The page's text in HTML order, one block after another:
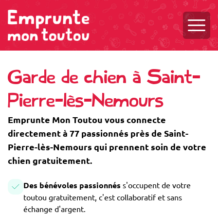
Garde de chien à Saint-
Pierre-lès-Nemours
Emprunte Mon Toutou vous connecte
directement à 77 passionnés près de Saint-
Pierre-lès-Nemours qui prennent soin de votre
chien gratuitement.
Des bénévoles passionnés s'occupent de votre
toutou gratuitement, c'est collaboratif et sans
échange d'argent.